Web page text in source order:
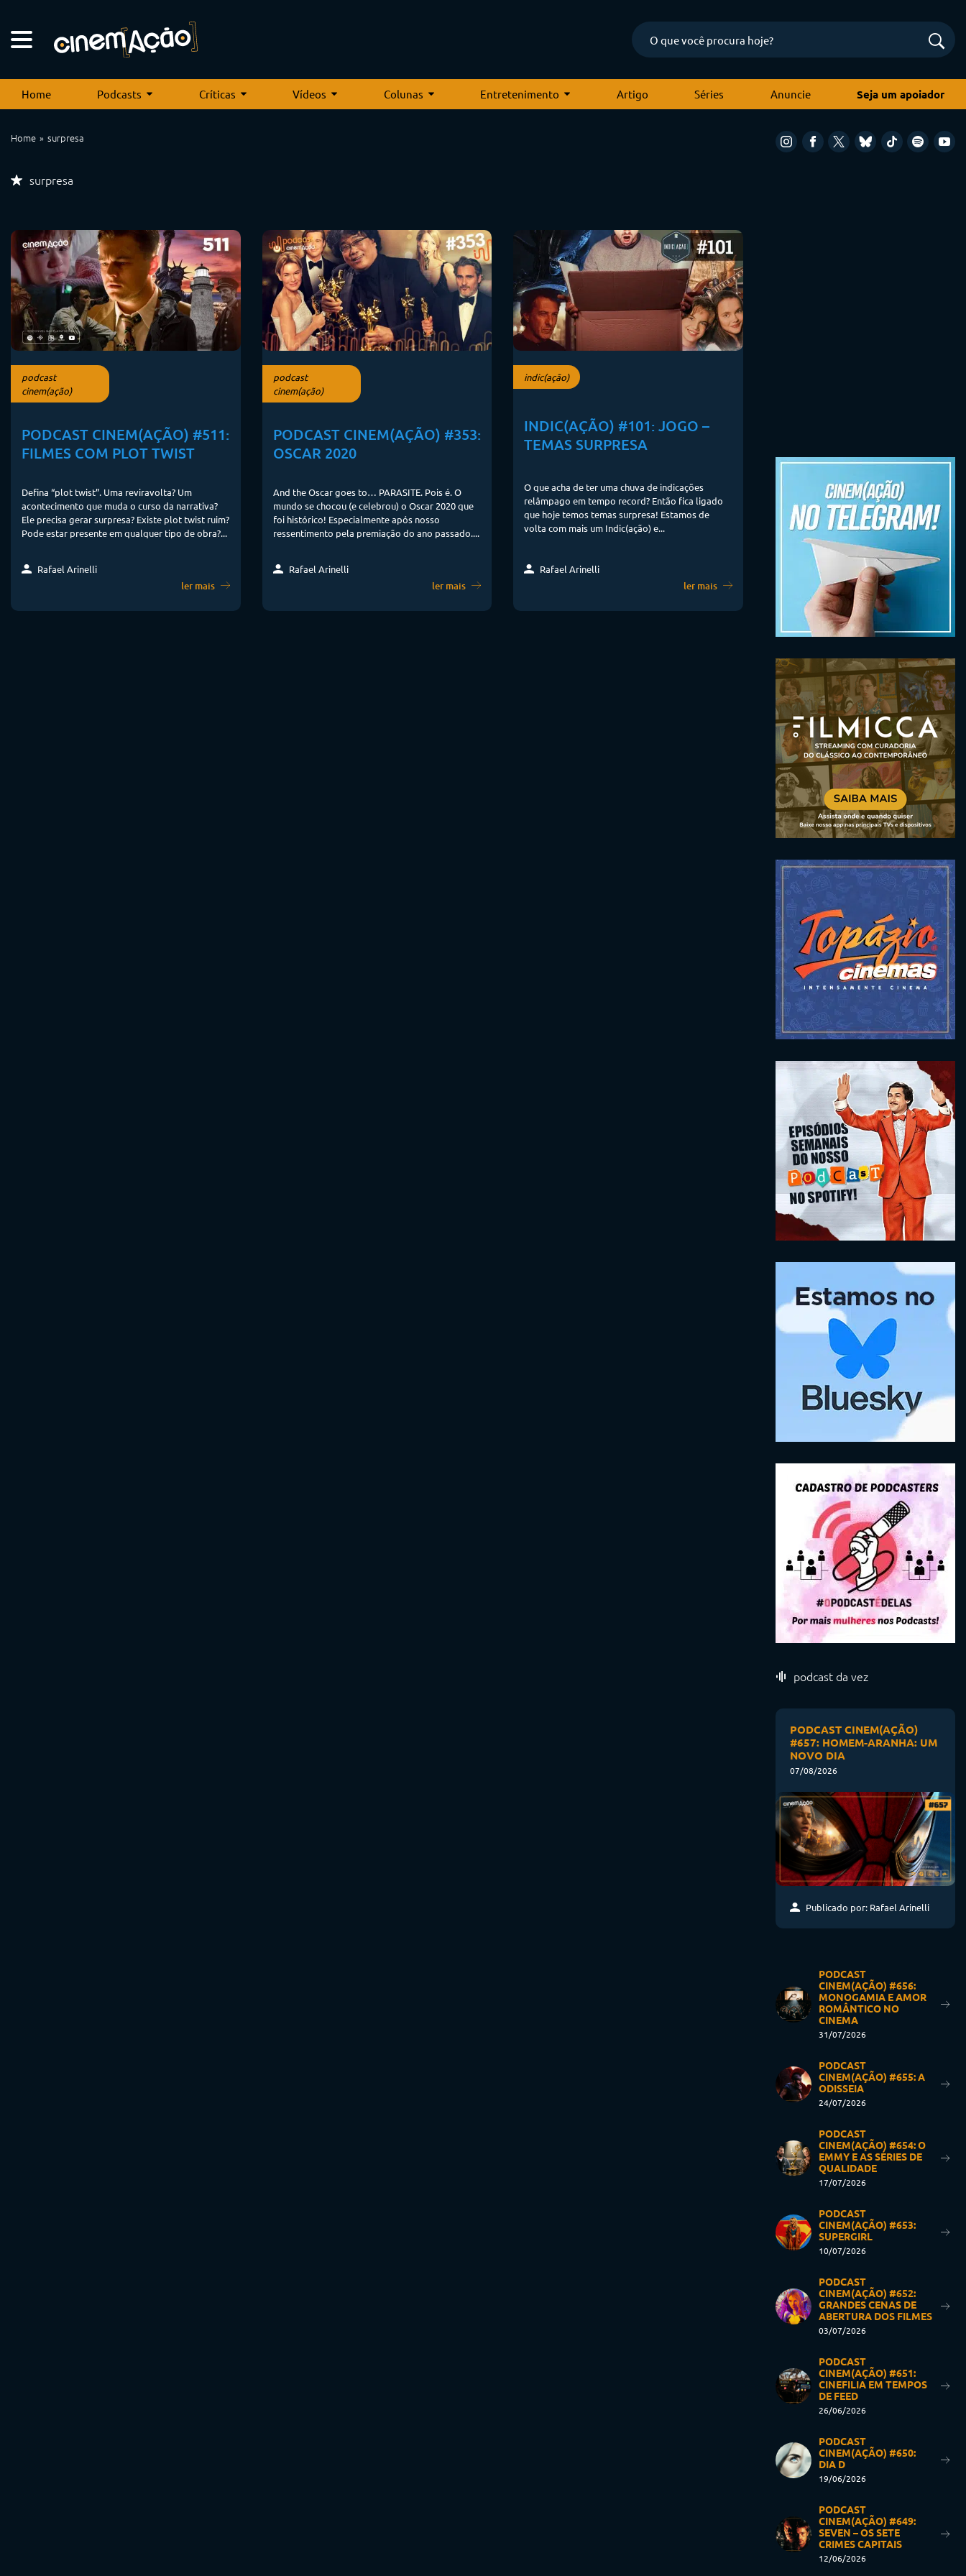
Home Podcasts Críticas Vídeos Colunas Entretenimento Artigo Séries Anuncie Seja um apoiador
Home surpresa
surpresa
podcast
cinem(ação)
PODCAST CINEM(AÇÃO) #511:
FILMES COM PLOT TWIST
Defina “plot twist”. Uma reviravolta? Um
acontecimento que muda o curso da narrativa?
Ele precisa gerar surpresa? Existe plot twist ruim?
Pode estar presente em qualquer tipo de obra?...
Rafael Arinelli
ler mais
podcast
cinem(ação)
PODCAST CINEM(AÇÃO) #353:
OSCAR 2020
And the Oscar goes to… PARASITE. Pois é. O
mundo se chocou (e celebrou) o Oscar 2020 que
foi histórico! Especialmente após nosso
ressentimento pela premiação do ano passado....
Rafael Arinelli
ler mais
indic(ação)
INDIC(AÇÃO) #101: JOGO –
TEMAS SURPRESA
O que acha de ter uma chuva de indicações
relâmpago em tempo record? Então fica ligado
que hoje temos temas surpresa! Estamos de
volta com mais um Indic(ação) e...
Rafael Arinelli
ler mais
podcast da vez
PODCAST CINEM(AÇÃO)
#657: HOMEM-ARANHA: UM
NOVO DIA
07/08/2026
Publicado por: Rafael Arinelli
PODCAST
CINEM(AÇÃO) #656:
MONOGAMIA E AMOR
ROMÂNTICO NO
CINEMA
31/07/2026
PODCAST
CINEM(AÇÃO) #655: A
ODISSEIA
24/07/2026
PODCAST
CINEM(AÇÃO) #654: O
EMMY E AS SÉRIES DE
QUALIDADE
17/07/2026
PODCAST
CINEM(AÇÃO) #653:
SUPERGIRL
10/07/2026
PODCAST
CINEM(AÇÃO) #652:
GRANDES CENAS DE
ABERTURA DOS FILMES
03/07/2026
PODCAST
CINEM(AÇÃO) #651:
CINEFILIA EM TEMPOS
DE FEED
26/06/2026
PODCAST
CINEM(AÇÃO) #650:
DIA D
19/06/2026
PODCAST
CINEM(AÇÃO) #649:
SEVEN – OS SETE
CRIMES CAPITAIS
12/06/2026